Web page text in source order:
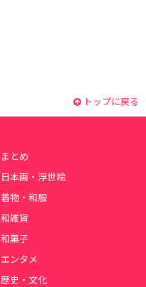
トップに戻る
まとめ
日本画・浮世絵
着物・和服
和雑貨
和菓子
エンタメ
歴史・文化